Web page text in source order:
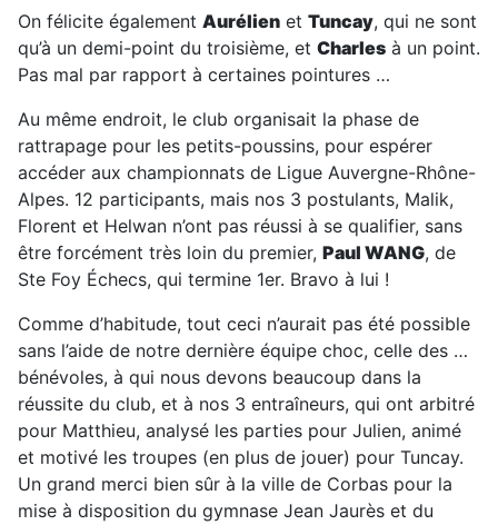
On félicite également Aurélien et Tuncay, qui ne sont
qu’à un demi-point du troisième, et Charles à un point.
Pas mal par rapport à certaines pointures …
Au même endroit, le club organisait la phase de
rattrapage pour les petits-poussins, pour espérer
accéder aux championnats de Ligue Auvergne-Rhône-
Alpes. 12 participants, mais nos 3 postulants, Malik,
Florent et Helwan n’ont pas réussi à se qualifier, sans
être forcément très loin du premier, Paul WANG, de
Ste Foy Échecs, qui termine 1er. Bravo à lui !
Comme d’habitude, tout ceci n’aurait pas été possible
sans l’aide de notre dernière équipe choc, celle des …
bénévoles, à qui nous devons beaucoup dans la
réussite du club, et à nos 3 entraîneurs, qui ont arbitré
pour Matthieu, analysé les parties pour Julien, animé
et motivé les troupes (en plus de jouer) pour Tuncay.
Un grand merci bien sûr à la ville de Corbas pour la
mise à disposition du gymnase Jean Jaurès et du